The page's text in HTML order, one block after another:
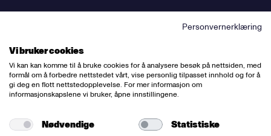
Følg oss på sosiale medier
Nettredaktør:Willy Bergsnov
Personvernerklæring
Vi bruker cookies
Vi kan kan komme til å bruke cookies for å analysere besøk på nettsiden, med
formål om å forbedre nettstedet vårt, vise personlig tilpasset innhold og for å
gi deg en flott nettstedopplevelse. For mer informasjon om
informasjonskapslene vi bruker, åpne innstillingene.
Nødvendige
Statistiske